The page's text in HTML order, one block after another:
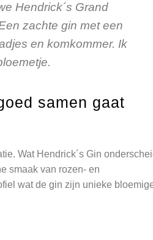
Hendrick´s Grand
zachte gin met een
en komkommer. Ik
samen gaat
Wat Hendrick´s Gin
smaak van rozen- en
wat de gin zijn unieke